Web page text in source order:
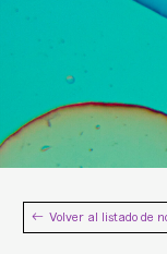
Volver al listado de